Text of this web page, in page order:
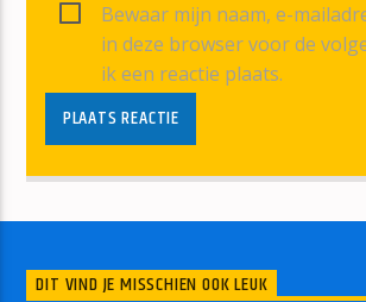
Bewaar mijn naam, e-
in deze browser voor de
ik een reactie plaats.
DIT VIND JE MISSCHIEN OOK LEUK